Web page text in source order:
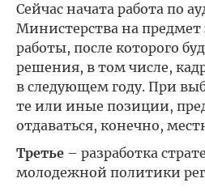
Сейчас начата работа по
Министерства на
работы, после которого
решения, в том числе,
в следующем году. При
те или иные позиции,
отдаваться, конечно,
Третье – разработка
молодежной политики